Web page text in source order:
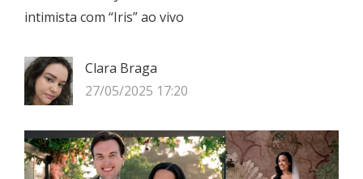
intimista com “Iris” ao vivo
Clara Braga
27/05/2025 17:20